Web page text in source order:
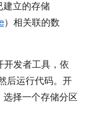
建立的存储
）相关联的数
开发者工具，依
后运行代码。开
择一个存储分区